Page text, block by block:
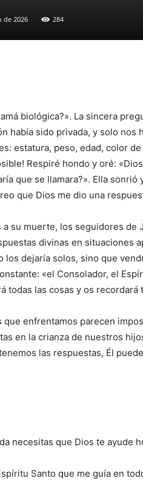
de 2026 284
biológica?». La sincera
había sido privada, y solo nos
estatura, peso, edad, color
Respiré hondo y oré:
que se llamara?». Ella sonrió
que Dios me dio una
a su muerte, los seguidores
divinas en situaciones
dejaría solos, sino que
«el Consolador, el
todas las cosas y os recordará
que enfrentamos parecen
en la crianza de nuestros
las respuestas, Él
necesitas que Dios te ayude
Santo que me guía en